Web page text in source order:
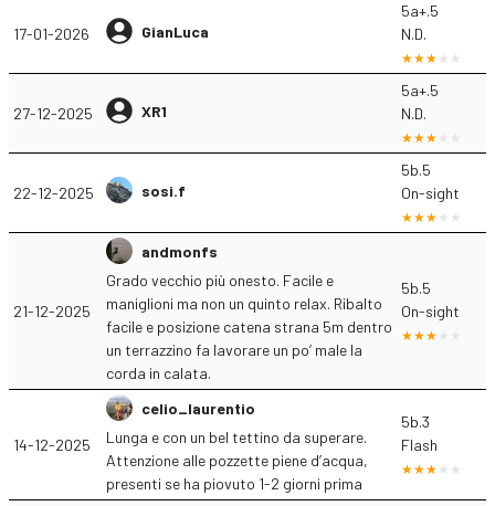
17-01-2026 GianLuca
5a+.5
N.D.
27-12-2025 XR1
5a+.5
N.D.
22-12-2025 sosi.f
5b.5
On-sight
21-12-2025
andmonfs
Grado vecchio più onesto. Facile e
maniglioni ma non un quinto relax. Ribalto
facile e posizione catena strana 5m dentro
un terrazzino fa lavorare un po’ male la
corda in calata.
5b.5
On-sight
14-12-2025
celio_laurentio
Lunga e con un bel tettino da superare.
Attenzione alle pozzette piene d’acqua,
presenti se ha piovuto 1-2 giorni prima
5b.3
Flash